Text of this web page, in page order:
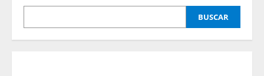
BUSCAR